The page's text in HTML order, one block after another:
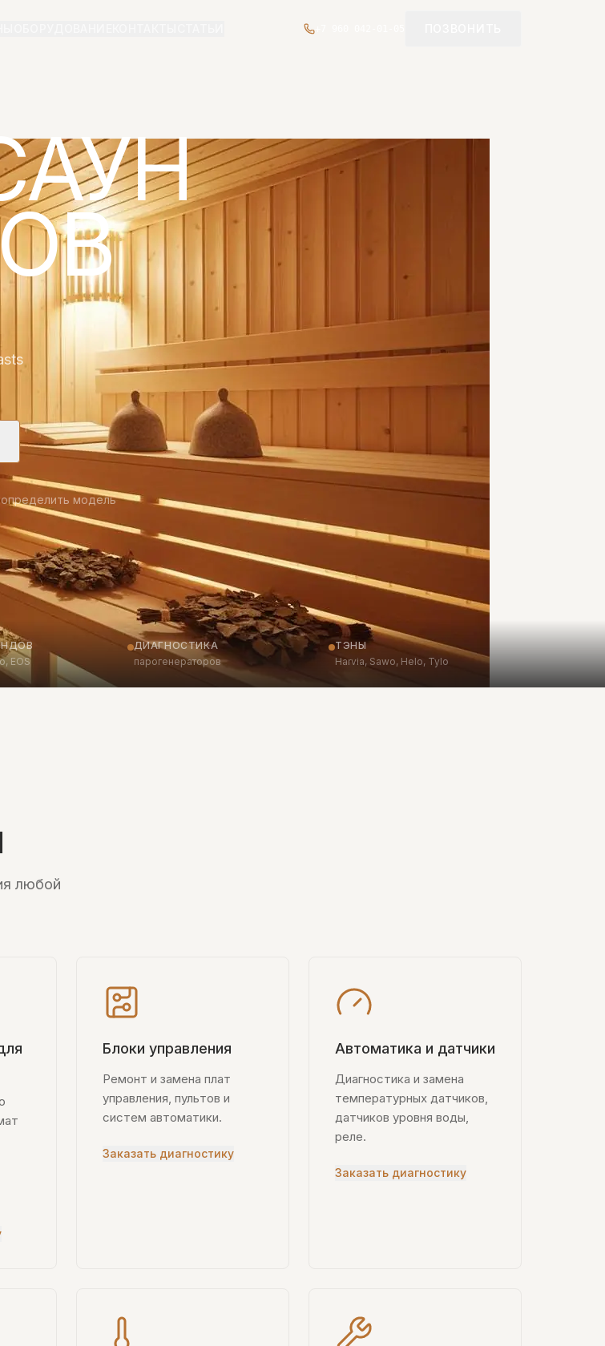
+7 960 042-01-05
модель
EOS
ДИАГНОСТИКА
парогенераторов
ТЭНЫ
Harvia, Sawo, Helo, Tylo
любой
Блоки управления
Ремонт и замена плат
управления, пультов и
систем автоматики.
Заказать диагностику
Автоматика и датчики
Диагностика и замена
температурных датчиков,
датчиков уровня воды,
реле.
Заказать диагностику